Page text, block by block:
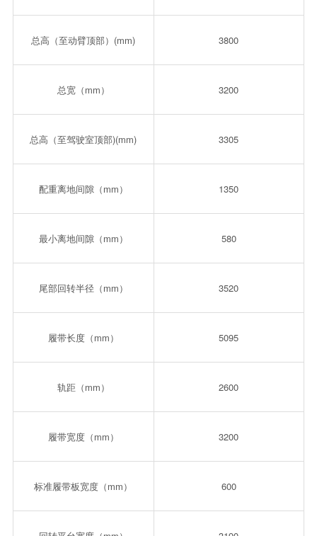
总高（至动臂顶部）(mm) 3800
总宽（mm） 3200
总高（至驾驶室顶部)(mm) 3305
配重离地间隙（mm） 1350
最小离地间隙（mm） 580
尾部回转半径（mm） 3520
履带长度（mm） 5095
轨距（mm） 2600
履带宽度（mm） 3200
标准履带板宽度（mm） 600